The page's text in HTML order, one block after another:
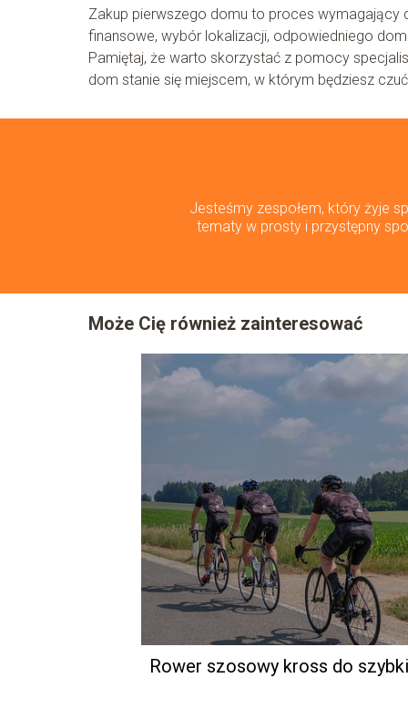
Zakup pierwszego domu to proces wymagający
finansowe, wybór lokalizacji, odpowiedniego
Pamiętaj, że warto skorzystać z pomocy
dom stanie się miejscem, w którym będziesz
Jesteśmy zespołem, który żyje
tematy w prosty i przystępny
Może Cię również zainteresować
Rower szosowy kross do